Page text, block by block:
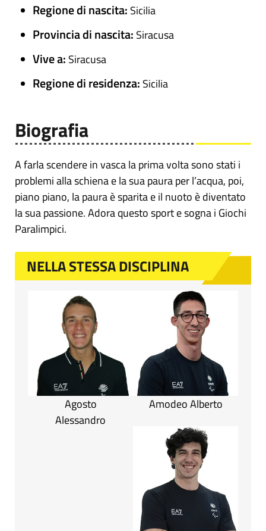
Regione di nascita: Sicilia
Provincia di nascita: Siracusa
Vive a: Siracusa
Regione di residenza: Sicilia
Biografia
A farla scendere in vasca la prima volta sono stati i
problemi alla schiena e la sua paura per l’acqua, poi,
piano piano, la paura è sparita e il nuoto è diventato
la sua passione. Adora questo sport e sogna i Giochi
Paralimpici.
NELLA STESSA DISCIPLINA
Agosto
Alessandro
Amodeo Alberto